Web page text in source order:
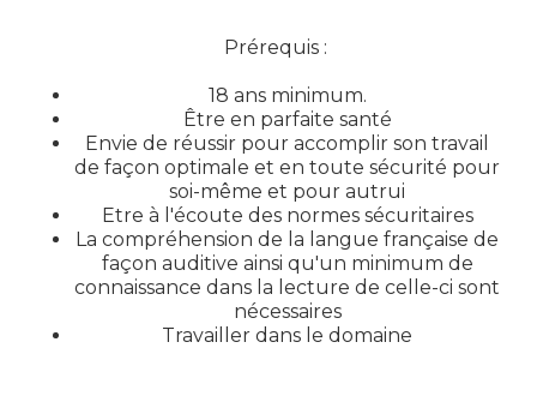
Prérequis :
18 ans minimum.
Être en parfaite santé
Envie de réussir pour accomplir son travail
de façon optimale et en toute sécurité pour
soi-même et pour autrui
Etre à l'écoute des normes sécuritaires
La compréhension de la langue française de
façon auditive ainsi qu'un minimum de
connaissance dans la lecture de celle-ci sont
nécessaires
Travailler dans le domaine